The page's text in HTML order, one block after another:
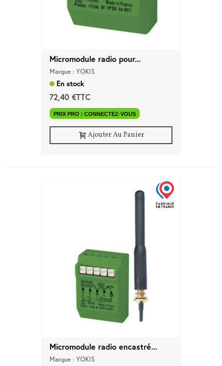
Micromodule radio pour...
Marque : YOKIS
En stock
72,40 €TTC
PRIX PRO : CONNECTEZ-VOUS
Ajouter Au Panier
Micromodule radio encastré...
Marque : YOKIS